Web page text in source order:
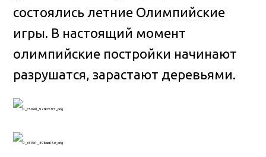
состоялись летние Олимпийские
игры. В настоящий момент
олимпийские постройки начинают
разрушатся, зарастают деревьями.